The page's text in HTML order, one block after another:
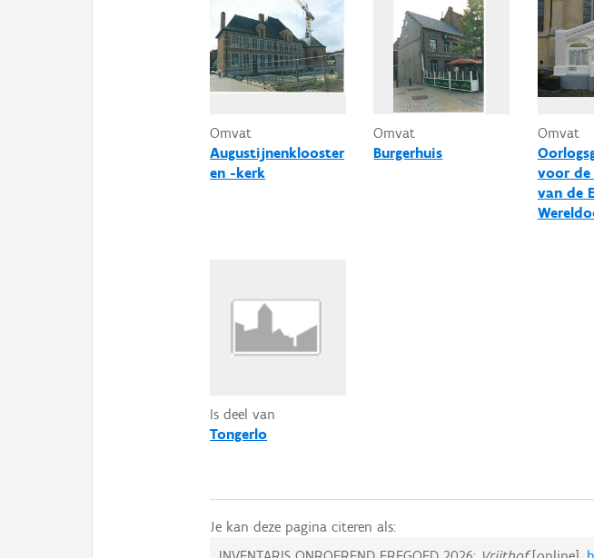
Omvat
Augustijnenklooster
en -kerk
Omvat
Burgerhuis
Omvat
voor de
van de
Is deel van
Tongerlo
Je kan deze pagina citeren als: